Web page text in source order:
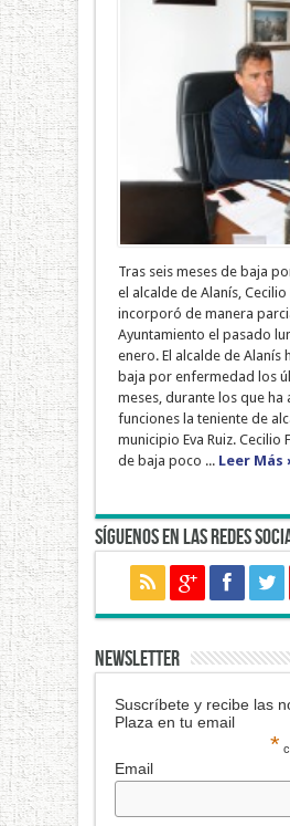
Tras seis meses de baja
el alcalde de Alanís, Cecilio
incorporó de manera
Ayuntamiento el pasado
enero. El alcalde de Alanís
baja por enfermedad los
meses, durante los que ha
funciones la teniente de
municipio Eva Ruiz. Cecilio
de baja poco ... Leer Más
Síguenos en las redes
NEWSLETTER
Suscríbete y recibe las
Plaza en tu email
*
Email